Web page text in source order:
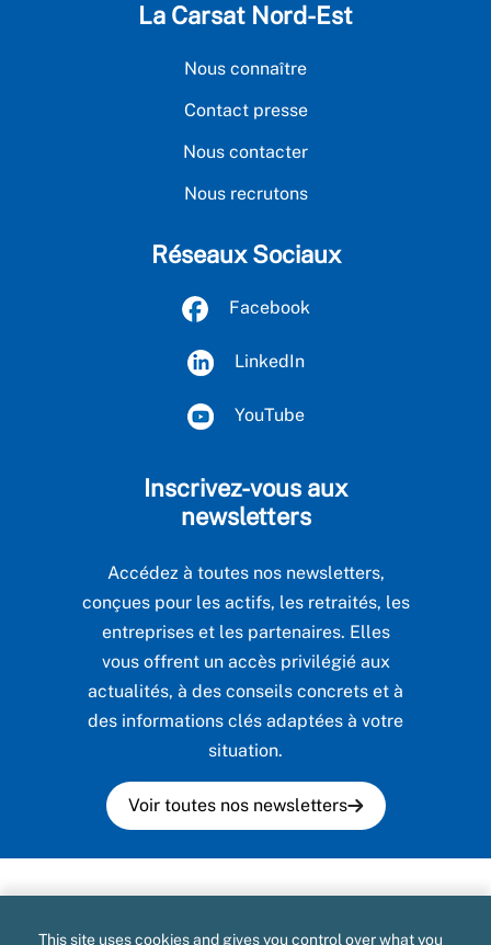
La Carsat Nord-Est
Nous connaître
Contact presse
Nous contacter
Nous recrutons
Réseaux Sociaux
Facebook
LinkedIn
YouTube
Inscrivez-vous aux
newsletters
Accédez à toutes nos newsletters,
conçues pour les actifs, les retraités, les
entreprises et les partenaires. Elles
vous offrent un accès privilégié aux
actualités, à des conseils concrets et à
des informations clés adaptées à votre
situation.
Voir toutes nos newsletters
This site uses cookies and gives you control over what you